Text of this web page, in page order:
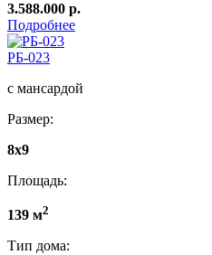
3.588.000 р.
Подробнее
РБ-023
с мансардой
Размер:
8x9
Площадь:
139 м2
Тип дома: